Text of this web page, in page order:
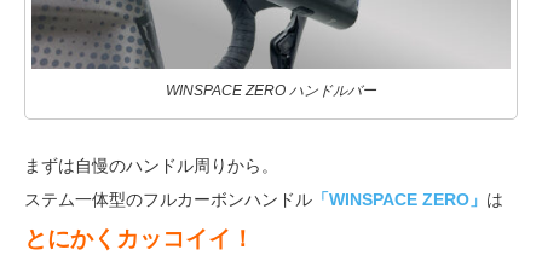
WINSPACE ZERO ハンドルバー
まずは自慢のハンドル周りから。
ステム一体型のフルカーボンハンドル 「WINSPACE ZERO」 は
とにかくカッコイイ！